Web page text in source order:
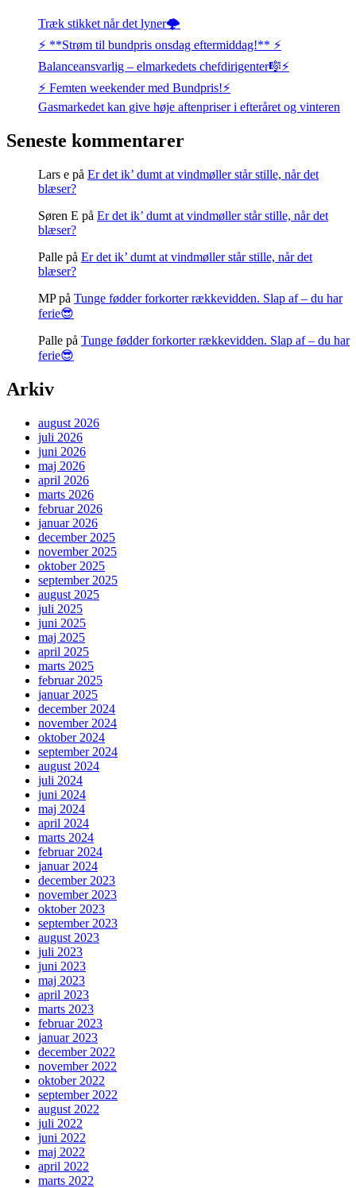
Træk stikket når det lyner🌩️
⚡️ **Strøm til bundpris onsdag eftermiddag!** ⚡️
Balanceansvarlig – elmarkedets chefdirigenter🎼⚡
⚡️ Femten weekender med Bundpris!⚡️
Gasmarkedet kan give høje aftenpriser i efteråret og vinteren
Seneste kommentarer
Lars e på Er det ik’ dumt at vindmøller står stille, når det
blæser?
Søren E på Er det ik’ dumt at vindmøller står stille, når det
blæser?
Palle på Er det ik’ dumt at vindmøller står stille, når det
blæser?
MPpå Tunge fødder forkorter rækkevidden. Slap af – du har
ferie😎
Palle på Tunge fødder forkorter rækkevidden. Slap af – du har
ferie😎
Arkiv
august 2026
juli 2026
juni 2026
maj 2026
april 2026
marts 2026
februar 2026
januar 2026
december 2025
november 2025
oktober 2025
september 2025
august 2025
juli 2025
juni 2025
maj 2025
april 2025
marts 2025
februar 2025
januar 2025
december 2024
november 2024
oktober 2024
september 2024
august 2024
juli 2024
juni 2024
maj 2024
april 2024
marts 2024
februar 2024
januar 2024
december 2023
november 2023
oktober 2023
september 2023
august 2023
juli 2023
juni 2023
maj 2023
april 2023
marts 2023
februar 2023
januar 2023
december 2022
november 2022
oktober 2022
september 2022
august 2022
juli 2022
juni 2022
maj 2022
april 2022
marts 2022